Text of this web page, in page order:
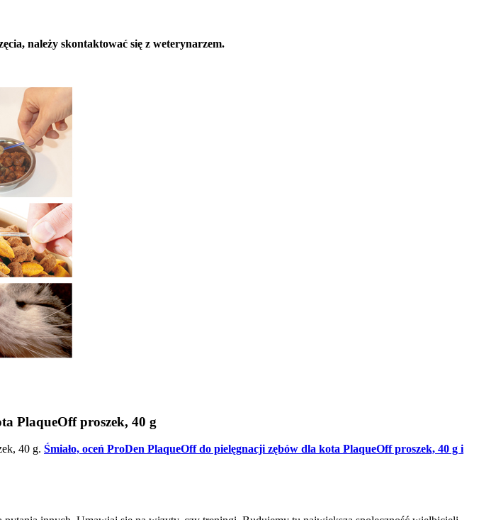
należy skontaktować się z weterynarzem.
PlaqueOff proszek, 40 g
40 g. Śmiało, oceń ProDen PlaqueOff do pielęgnacji zębów dla kota PlaqueOff proszek, 40 g i